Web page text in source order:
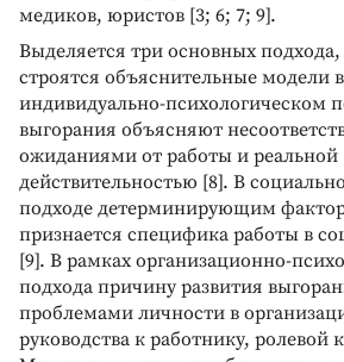
медиков, юристов [3; 6; 7; 9].
Выделяется три основных
строятся объяснительные модели
индивидуально-психологическом
выгорания объясняют
ожиданиями от работы и реальной
действительностью [8]. В
подходе детерминирующим
признается специфика работы в
[9]. В рамках организационно-
подхода причину развития
проблемами личности в
руководства к работнику, ролевой